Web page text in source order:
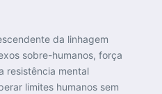
da linhagem
sobre-humanos, força
resistência mental
limites humanos sem